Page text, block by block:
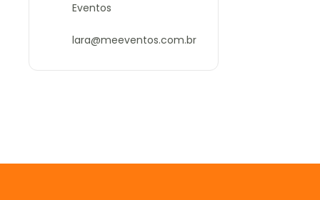
Eventos
lara@meeventos.com.br